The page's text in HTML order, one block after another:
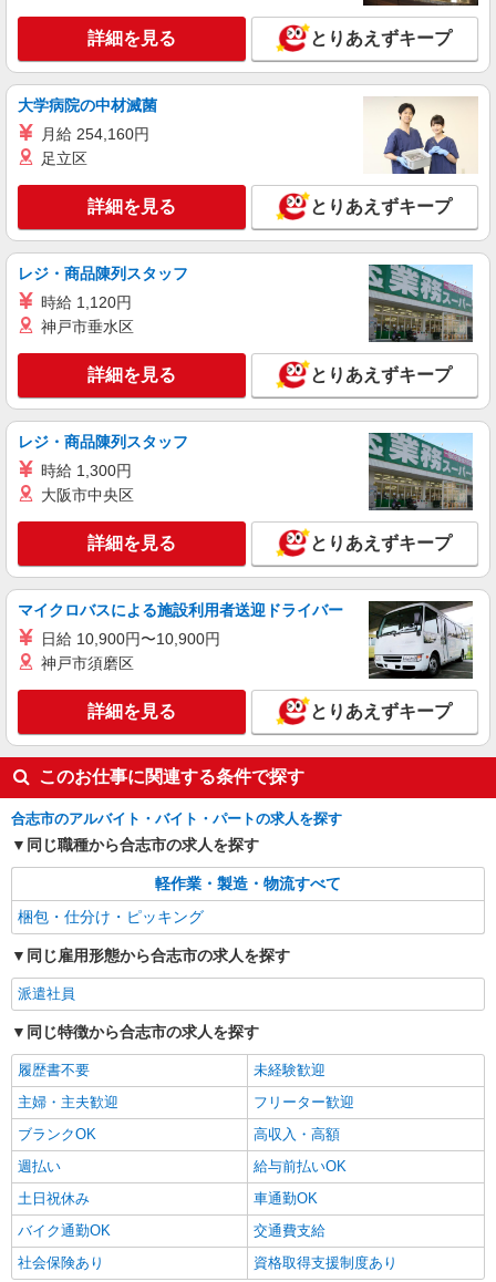
詳細を見る とりあえずキープ
大学病院の中材滅菌
月給 254,160円
足立区
詳細を見る とりあえずキープ
レジ・商品陳列スタッフ
時給 1,120円
神戸市垂水区
詳細を見る とりあえずキープ
レジ・商品陳列スタッフ
時給 1,300円
大阪市中央区
詳細を見る とりあえずキープ
マイクロバスによる施設利用者送迎ドライバー
日給 10,900円〜10,900円
神戸市須磨区
詳細を見る とりあえずキープ
このお仕事に関連する条件で探す
合志市のアルバイト・バイト・パートの求人を探す
同じ職種から合志市の求人を探す
軽作業・製造・物流すべて
梱包・仕分け・ピッキング
同じ雇用形態から合志市の求人を探す
派遣社員
同じ特徴から合志市の求人を探す
履歴書不要
未経験歓迎
主婦・主夫歓迎
フリーター歓迎
ブランクOK
高収入・高額
週払い
給与前払いOK
土日祝休み
車通勤OK
バイク通勤OK
交通費支給
社会保険あり
資格取得支援制度あり